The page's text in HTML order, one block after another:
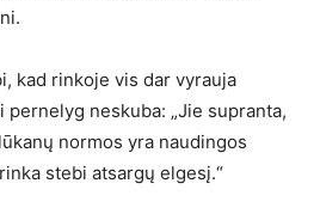
kad rinkoje vis dar vyrauja
pernelyg neskuba: „Jie supranta,
normos yra naudingos
stebi atsargų elgesį.“